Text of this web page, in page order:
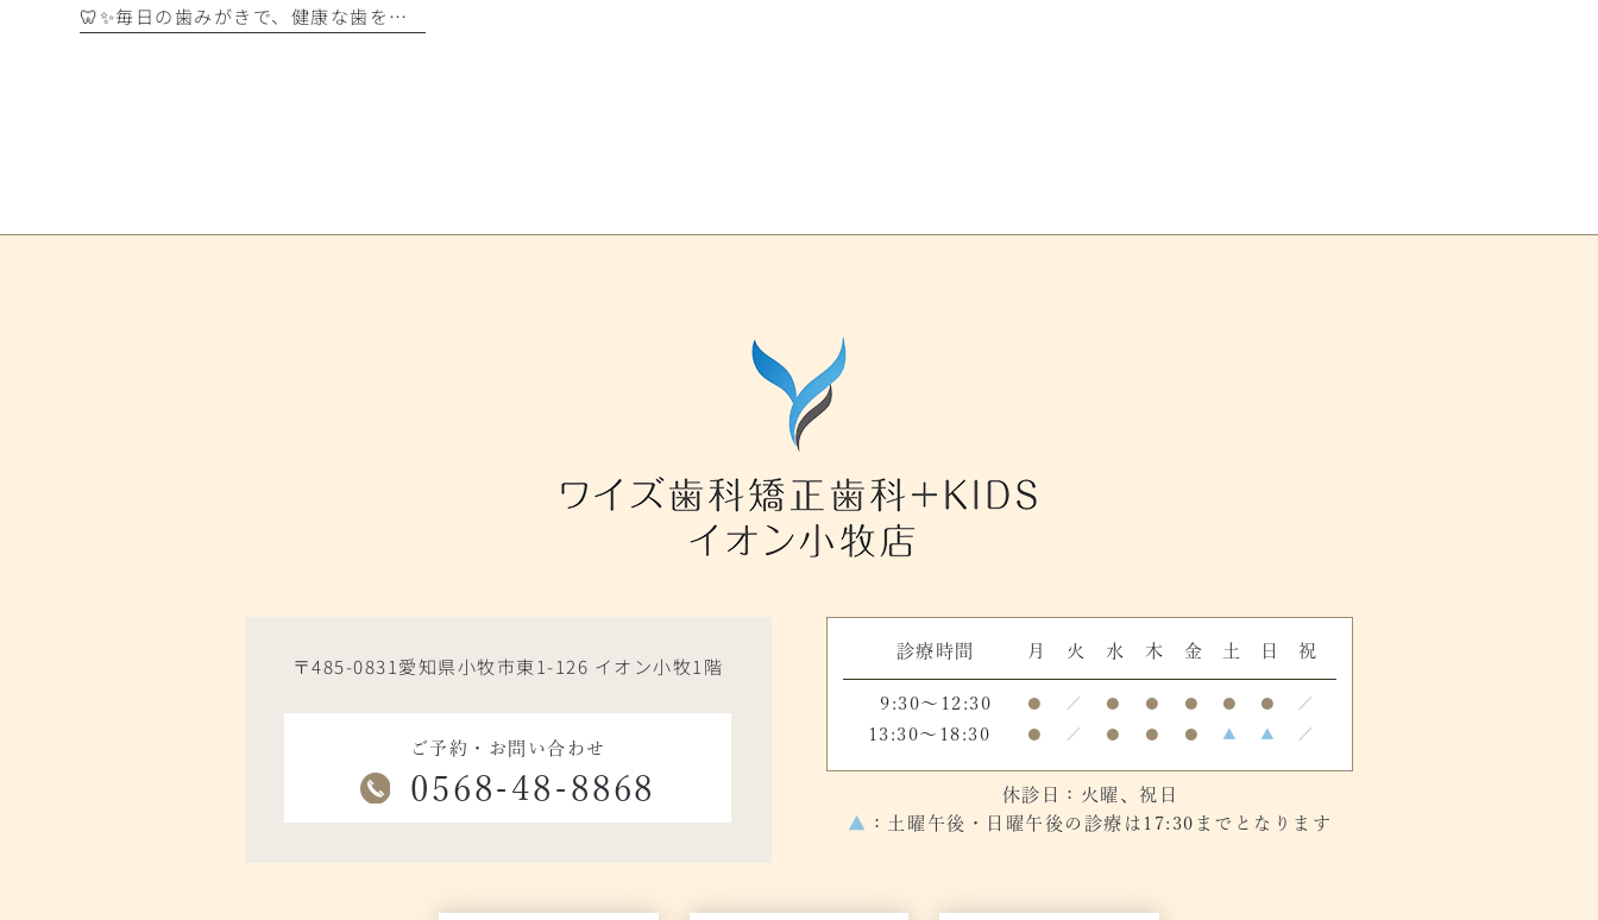
🦷✨毎日の歯みがきで、健康な歯を守りましょう✨🪥
〒485-0831愛知県小牧市東1-126 イオン小牧1階
ご予約・お問い合わせ
0568-48-8868
診療時間 月 火 水 木 金 土 日 祝
9:30～12:30 ● ／ ● ● ● ● ● ／
13:30～18:30 ● ／ ● ● ● ▲ ▲ ／
休診日：火曜、祝日
▲
：土曜午後・日曜午後の診療は17:30までとなります